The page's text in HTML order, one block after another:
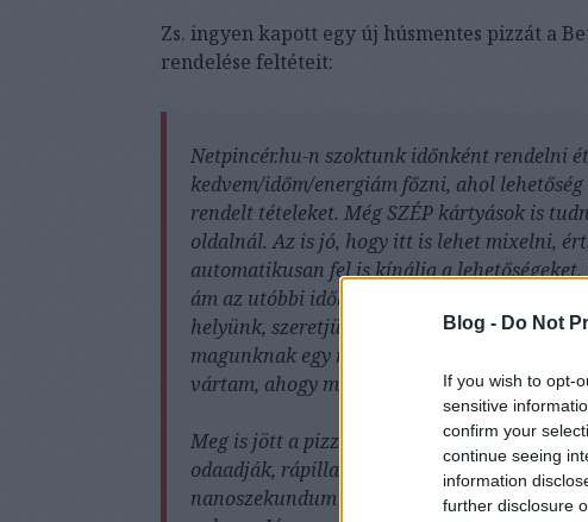
Blog - Do Not
If you wish to opt-
sensitive
confirm your
continue seeing
information
further disclosure
Zs. ingyen kapott egy új húsmentes pizzát a
rendelése feltéteit:
Netpincér.hu-n szoktunk időnként rendelni
kedvem/időm/energiám főzni, ahol
rendelt tételeket. Még SZÉP kártyások is
oldalnál. Az is jó, hogy itt is lehet mixelni,
automatikusan fel is kínálja a
ám az utóbbi időben történt egy furcsaság...
helyünk, szeretjük a pizzáikat. Azon az
magunknak egy négysajtos pizzát extra
vártam, ahogy már megszoktuk fene nagy
Meg is jött a pizza, futár kiadta a liftből,
odaadják, rápillantunk a blokkra, hogy
nanoszekundum elteltével már sehol